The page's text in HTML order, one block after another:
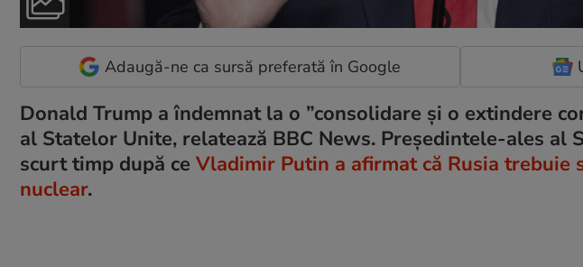
Adaugă-ne ca sursă preferată în Google
Donald Trump a îndemnat la o ”consolidare şi o extindere
al Statelor Unite, relatează BBC News. Președintele-ales al
scurt timp după ce Vladimir Putin a afirmat că Rusia trebuie
nuclear.